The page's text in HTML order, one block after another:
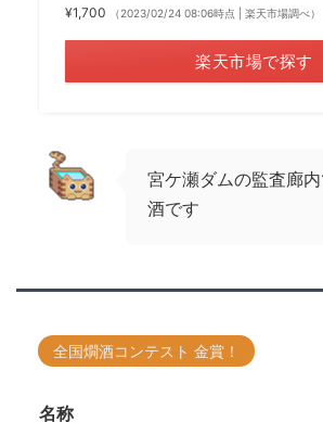
¥1,700 （2023/02/24 08:06時点 | 楽天市場調べ）
楽天市場で探す
宮ケ瀬ダムの監査廊
酒です
全国燗酒コンテスト 金賞！
名称